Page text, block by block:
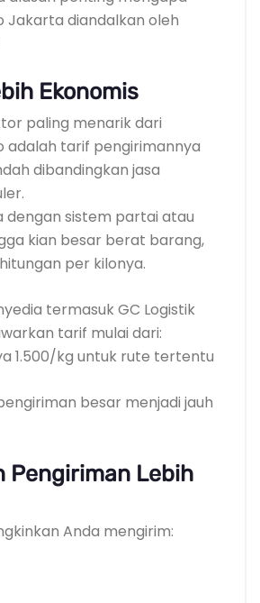
Jakarta diandalkan oleh
Ekonomis
paling menarik dari
adalah tarif pengirimannya
dibandingkan jasa
dengan sistem partai atau
kian besar berat barang,
per kilonya.
termasuk GC Logistik
tarif mulai dari:
1.500/kg untuk rute tertentu
besar menjadi jauh
Pengiriman Lebih
Anda mengirim: